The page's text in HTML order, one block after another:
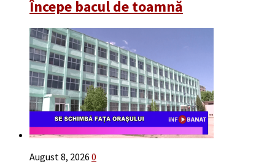
Începe bacul de toamnă
August 8, 2026 0